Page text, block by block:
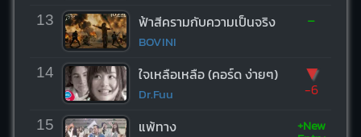
13 ฟ้าสีครามกับความเป็นจริง
BOVINI
-
14 ใจเหลือเหลือ (คอร์ด ง่ายๆ)
Dr.Fuu
▼
-6
15 แพ้ทาง +New